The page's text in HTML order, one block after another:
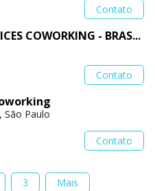
Contato
COWORKING - BRAS...
Contato
São Paulo
Contato
3 Mais